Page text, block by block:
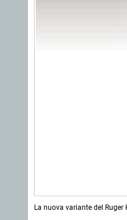
La nuova variante del